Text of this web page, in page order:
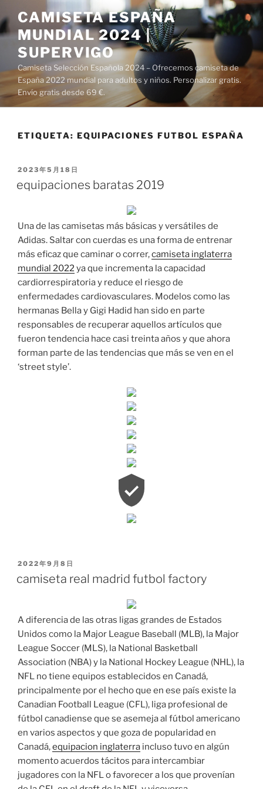
al
contenido
CAMISETA ESPAÑA
MUNDIAL 2024 |
SUPERVIGO
Camiseta Selección Española 2024 – Ofrecemos camiseta de
España 2022 mundial para adultos y niños. Personalizar gratis.
Envío gratis desde 69 €.
ETIQUETA: EQUIPACIONES FUTBOL ESPAÑA
PUBLICADO
2023年5月18日
equipaciones baratas 2019
Una de las camisetas más básicas y versátiles de
Adidas. Saltar con cuerdas es una forma de entrenar
más eficaz que caminar o correr,camiseta inglaterra
mundial 2022ya que incrementa la capacidad
cardiorrespiratoria y reduce el riesgo de
enfermedades cardiovasculares. Modelos como las
hermanas Bella y Gigi Hadid han sido en parte
responsables de recuperar aquellos artículos que
fueron tendencia hace casi treinta años y que ahora
forman parte de las tendencias que más se ven en el
‘street style’.
PUBLICADO
2022年9月8日
camiseta real madrid futbol factory
A diferencia de las otras ligas grandes de Estados
Unidos como la Major League Baseball (MLB), la Major
League Soccer (MLS), la National Basketball
Association (NBA) y la National Hockey League (NHL), la
NFL no tiene equipos establecidos en Canadá,
principalmente por el hecho que en ese país existe la
Canadian Football League (CFL), liga profesional de
fútbol canadiense que se asemeja al fútbol americano
en varios aspectos y que goza de popularidad en
Canadá,equipacion inglaterra incluso tuvo en algún
momento acuerdos tácitos para intercambiar
jugadores con la NFL o favorecer a los que provenían